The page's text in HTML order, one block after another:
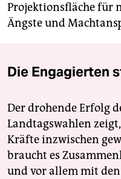
Projektionsfläche für
Ängste und
Die Engagierten
Der drohende Erfolg
Landtagswahlen
Kräfte inzwischen
braucht es
und vor allem mit